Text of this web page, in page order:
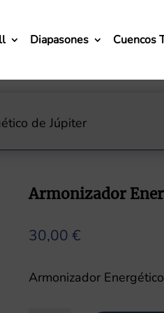
Diapasones Cuencos
de Júpiter
Armonizador
30,00 €
Armonizador